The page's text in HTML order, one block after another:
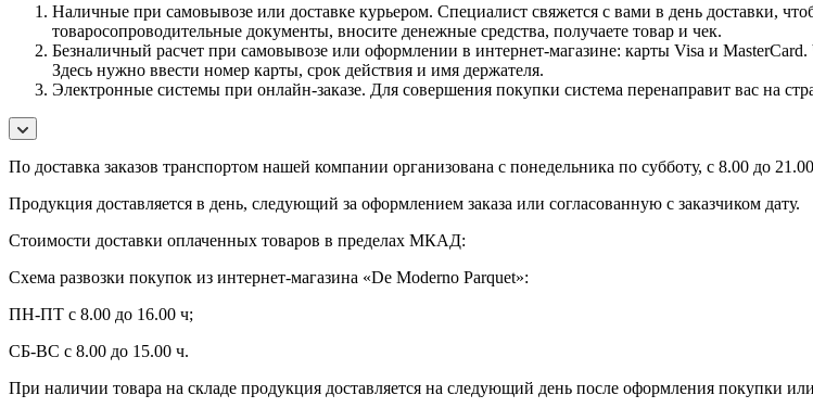
Наличные при самовывозе или доставке курьером. Специалист свяжется с вами в день доставки,
товаросопроводительные документы, вносите денежные средства, получаете товар и чек.
Безналичный расчет при самовывозе или оформлении в интернет-магазине: карты Visa и
Здесь нужно ввести номер карты, срок действия и имя держателя.
Электронные системы при онлайн-заказе. Для совершения покупки система перенаправит вас на
По доставка заказов транспортом нашей компании организована с понедельника по субботу, с 8.00 до
Продукция доставляется в день, следующий за оформлением заказа или согласованную с заказчиком дату.
Стоимости доставки оплаченных товаров в пределах МКАД:
Схема развозки покупок из интернет-магазина «De Moderno Parquet»:
ПН-ПТ с 8.00 до 16.00 ч;
СБ-ВС с 8.00 до 15.00 ч.
При наличии товара на складе продукция доставляется на следующий день после оформления покупки